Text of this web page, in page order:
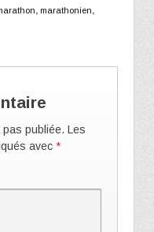
marathonien
publiée. Les
avec *